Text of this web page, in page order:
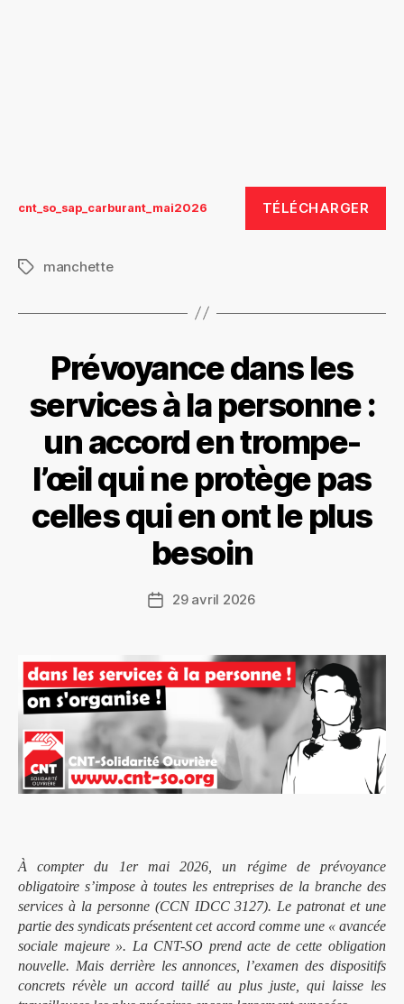
cnt_so_sap_carburant_mai2026 TÉLÉCHARGER
Étiquettes
manchette
Prévoyance dans les
services à la personne :
un accord en trompe-
l’œil qui ne protège pas
celles qui en ont le plus
besoin
Date29 avril 2026
À compter du 1er mai 2026, un régime de prévoyance
obligatoire s’impose à toutes les entreprises de la branche des
services à la personne (CCN IDCC 3127). Le patronat et une
partie des syndicats présentent cet accord comme une « avancée
sociale majeure ». La CNT-SO prend acte de cette obligation
nouvelle. Mais derrière les annonces, l’examen des dispositifs
concrets révèle un accord taillé au plus juste, qui laisse les